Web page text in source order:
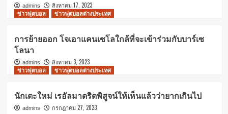
admins
สิงหาคม 17, 2023
ข่าวฟุตบอล
ข่าวฟุตบอลต่างประเทศ
การย้ายออก โจเอาแคนเซโลใกล้ที่จะเข้าร่วมกับบาร์เซ
โลนา
admins
สิงหาคม 3, 2023
ข่าวฟุตบอล
ข่าวฟุตบอลต่างประเทศ
นักเตะใหม่ เรอัลมาดริดพิสูจน์ให้เห็นแล้วว่ายากเกินไป
admins กรกฎาคม 27, 2023